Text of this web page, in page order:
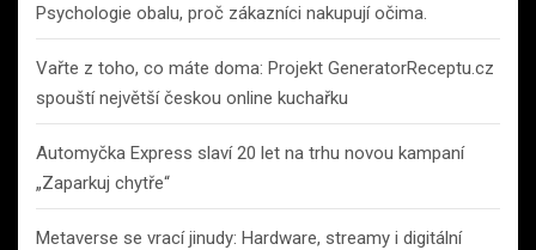
Psychologie obalu, proč zákazníci nakupují očima.
Vařte z toho, co máte doma: Projekt GeneratorReceptu.cz
spouští největší českou online kuchařku
Automyčka Express slaví 20 let na trhu novou kampaní
„Zaparkuj chytře“
Metaverse se vrací jinudy: Hardware, streamy i digitální